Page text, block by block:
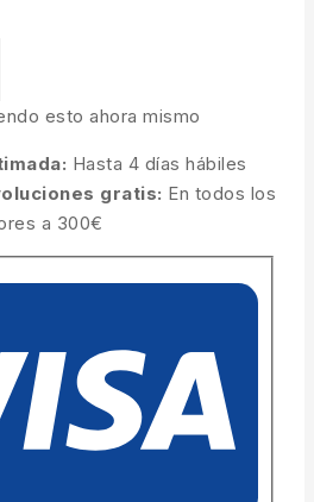
esto ahora mismo
Hasta 4 días hábiles
gratis: En todos los
a 300€